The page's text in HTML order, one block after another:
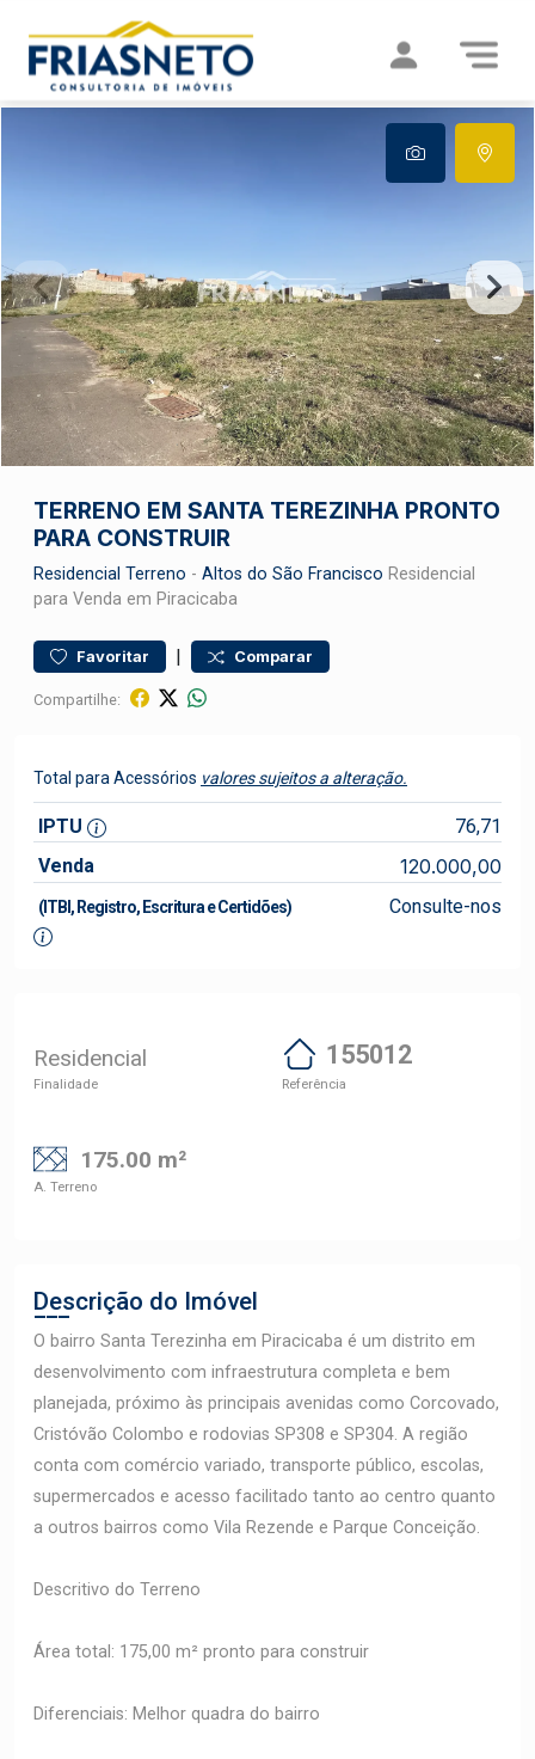
TERRENO EM SANTA TEREZINHA PRONTO
PARA CONSTRUIR
Residencial Terreno - Altos do São Francisco Residencial
para Venda em Piracicaba
Favoritar | Comparar
Compartilhe:
Total para Acessórios valores sujeitos a alteração.
IPTU
76,71
Venda
120.000,00
(ITBI, Registro, Escritura e Certidões) Consulte-nos
Residencial
Finalidade
155012
Referência
175.00 m²
A. Terreno
Descrição do Imóvel
O bairro Santa Terezinha em Piracicaba é um distrito em
desenvolvimento com infraestrutura completa e bem
planejada, próximo às principais avenidas como Corcovado,
Cristóvão Colombo e rodovias SP308 e SP304. A região
conta com comércio variado, transporte público, escolas,
supermercados e acesso facilitado tanto ao centro quanto
a outros bairros como Vila Rezende e Parque Conceição.
Descritivo do Terreno
Área total: 175,00 m² pronto para construir
Diferenciais: Melhor quadra do bairro